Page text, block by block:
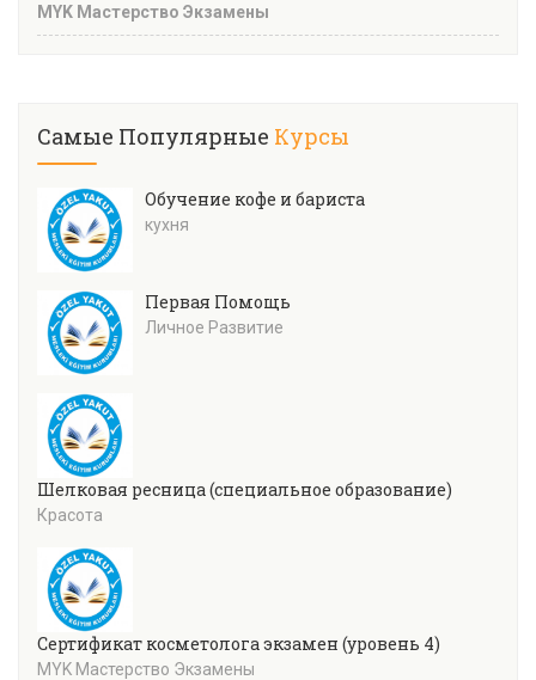
MYK Мастерство Экзамены
Самые Популярные Курсы
Обучение кофе и бариста
кухня
Первая Помощь
Личное Развитие
Шелковая ресница (специальное образование)
Красота
Сертификат косметолога экзамен (уровень 4)
MYK Мастерство Экзамены